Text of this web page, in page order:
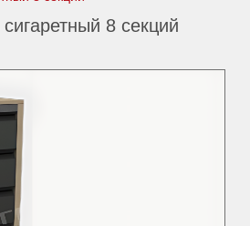
8 секций